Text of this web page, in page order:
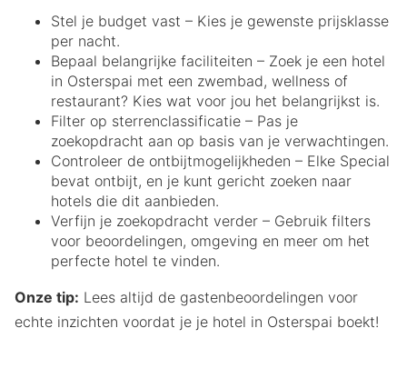
Stel je budget vast – Kies je gewenste prijsklasse
per nacht.
Bepaal belangrijke faciliteiten – Zoek je een hotel
in Osterspai met een zwembad, wellness of
restaurant? Kies wat voor jou het belangrijkst is.
Filter op sterrenclassificatie – Pas je
zoekopdracht aan op basis van je verwachtingen.
Controleer de ontbijtmogelijkheden – Elke Special
bevat ontbijt, en je kunt gericht zoeken naar
hotels die dit aanbieden.
Verfijn je zoekopdracht verder – Gebruik filters
voor beoordelingen, omgeving en meer om het
perfecte hotel te vinden.
Onze tip: Lees altijd de gastenbeoordelingen voor
echte inzichten voordat je je hotel in Osterspai boekt!